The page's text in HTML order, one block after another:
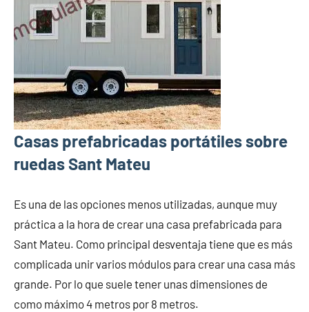
Casas prefabricadas portátiles sobre
ruedas Sant Mateu
Es una de las opciones menos utilizadas, aunque muy
práctica a la hora de crear una casa prefabricada para
Sant Mateu. Como principal desventaja tiene que es más
complicada unir varios módulos para crear una casa más
grande. Por lo que suele tener unas dimensiones de
como máximo 4 metros por 8 metros.